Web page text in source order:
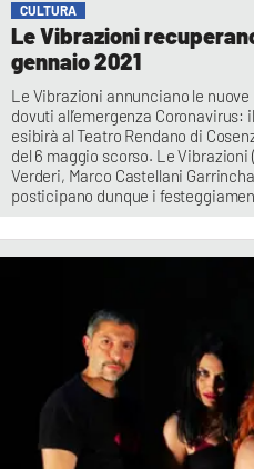
CULTURA
Le Vibrazioni
gennaio 2021
Le Vibrazioni annunciano le
dovuti all’emergenza Coronavirus:
esibirà al Teatro Rendano di
del 6 maggio scorso. Le
Verderi, Marco Castellani
posticipano dunque i